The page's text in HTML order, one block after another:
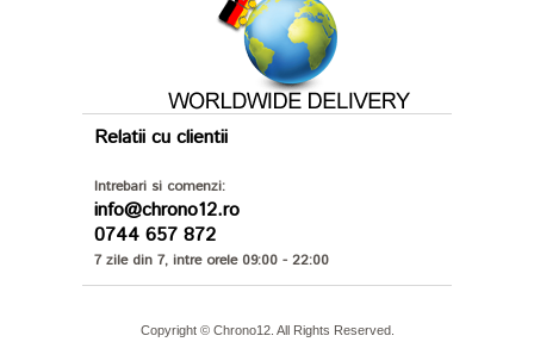
Relatii cu clientii
Intrebari si comenzi:
info@chrono12.ro
0744 657 872
7 zile din 7, intre orele 09:00 - 22:00
Copyright © Chrono12. All Rights Reserved.